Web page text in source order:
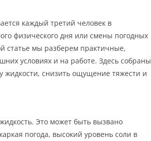
каждый третий человек в
физического дня или смены погодных
статье мы разберем практичные,
условиях и на работе. Здесь собраны
жидкости, снизить ощущение тяжести и
Это может быть вызвано
погода, высокий уровень соли в